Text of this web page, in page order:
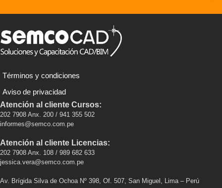
Términos y condiciones
Aviso de privacidad
Atención al cliente Cursos:
202 7908 Anx. 200 / 941 355 502
informes@semco.com.pe
Atención al cliente Licencias:
202 7908 Anx. 108 / 989 682 633
jessica.vera@semco.com.pe
Av. Brígida Silva de Ochoa Nº 398, Of. 507, San Miguel, Lima – Perú